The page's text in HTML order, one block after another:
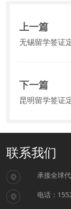
上一篇
无锡留学签证
下一篇
昆明留学签证
联系我们
承接全球
电话：